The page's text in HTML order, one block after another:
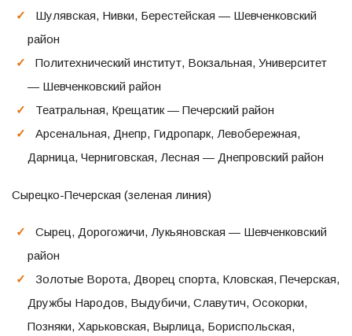
Шулявская, Нивки, Берестейская — Шевченковский
район
Политехнический институт, Вокзальная, Университет
— Шевченковский район
Театральная, Крещатик — Печерский район
Арсенальная, Днепр, Гидропарк, Левобережная,
Дарница, Черниговская, Лесная — Днепровский район
Сырецко-Печерская (зеленая линия)
Сырец, Дорогожичи, Лукьяновская — Шевченковский
район
Золотые Ворота, Дворец спорта, Кловская, Печерская,
Дружбы Народов, Выдубичи, Славутич, Осокорки,
Позняки, Харьковская, Вырлица, Бориспольская,